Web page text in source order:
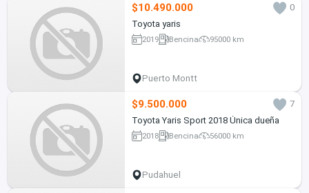
$10.490.000
0
Toyota yaris
2019 Bencina 95000 km
Puerto Montt
$9.500.000
7
Toyota Yaris Sport 2018 Única dueña
2018 Bencina 56000 km
Pudahuel